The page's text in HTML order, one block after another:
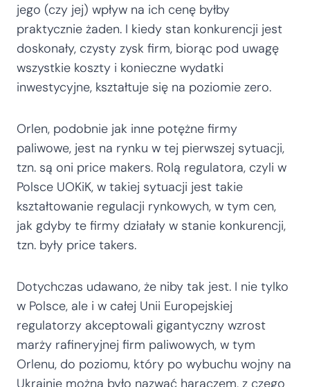
jego (czy jej) wpływ na ich cenę byłby
praktycznie żaden. I kiedy stan konkurencji jest
doskonały, czysty zysk firm, biorąc pod uwagę
wszystkie koszty i konieczne wydatki
inwestycyjne, kształtuje się na poziomie zero.
Orlen, podobnie jak inne potężne firmy
paliwowe, jest na rynku w tej pierwszej sytuacji,
tzn. są oni price makers. Rolą regulatora, czyli w
Polsce UOKiK, w takiej sytuacji jest takie
kształtowanie regulacji rynkowych, w tym cen,
jak gdyby te firmy działały w stanie konkurencji,
tzn. były price takers.
Dotychczas udawano, że niby tak jest. I nie tylko
w Polsce, ale i w całej Unii Europejskiej
regulatorzy akceptowali gigantyczny wzrost
marży rafineryjnej firm paliwowych, w tym
Orlenu, do poziomu, który po wybuchu wojny na